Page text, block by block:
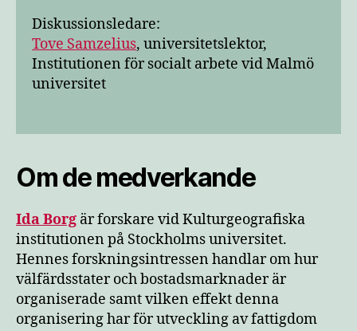
Diskussionsledare:
Tove Samzelius, universitetslektor,
Institutionen för socialt arbete vid Malmö
universitet
Om de medverkande
Ida Borg är forskare vid Kulturgeografiska
institutionen på Stockholms universitet.
Hennes forskningsintressen handlar om hur
välfärdsstater och bostadsmarknader är
organiserade samt vilken effekt denna
organisering har för utveckling av fattigdom